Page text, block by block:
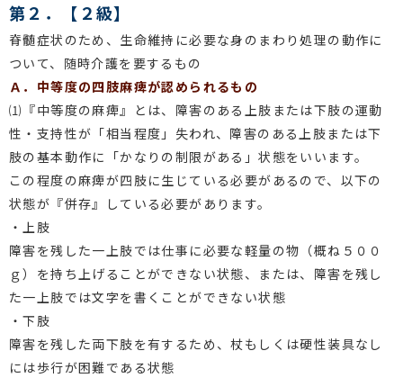
第２．【２級】
脊髄症状のため、生命維持に必要な身のまわり処理の動作に
ついて、随時介護を要するもの
Ａ．中等度の四肢麻痺が認められるもの
⑴『中等度の麻痺』とは、障害のある上肢または下肢の運動
性・支持性が「相当程度」失われ、障害のある上肢または下
肢の基本動作に「かなりの制限がある」状態をいいます。
この程度の麻痺が四肢に生じている必要があるので、以下の
状態が『併存』している必要があります。
・上肢
障害を残した一上肢では仕事に必要な軽量の物（概ね５００
ｇ）を持ち上げることができない状態、または、障害を残し
た一上肢では文字を書くことができない状態
・下肢
障害を残した両下肢を有するため、杖もしくは硬性装具なし
には歩行が困難である状態